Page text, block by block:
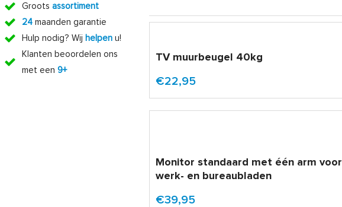
Groots assortiment
24 maanden garantie
Hulp nodig? Wij helpen u!
Klanten beoordelen ons
met een 9+
TV muurbeugel 40kg
€22,95
Monitor standaard met één arm voor
werk- en bureaubladen
€39,95